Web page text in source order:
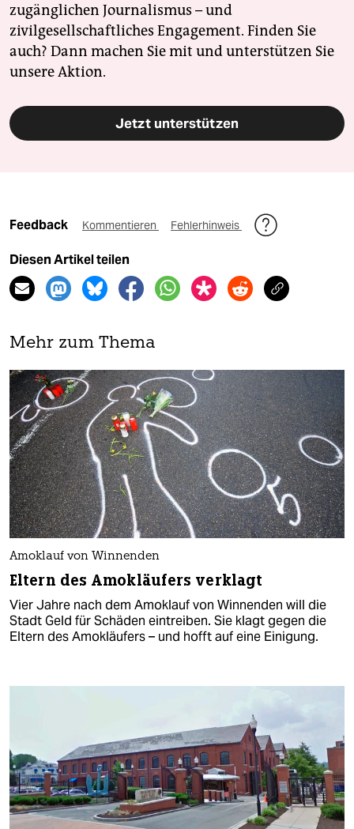
zugänglichen Journalismus – und
zivilgesellschaftliches Engagement. Finden Sie
auch? Dann machen Sie mit und unterstützen Sie
unsere Aktion.
Jetzt unterstützen
Feedback Kommentieren Fehlerhinweis
Diesen Artikel teilen
Mehr zum Thema
Amoklauf von Winnenden
Eltern des Amokläufers verklagt
Vier Jahre nach dem Amoklauf von Winnenden will die
Stadt Geld für Schäden eintreiben. Sie klagt gegen die
Eltern des Amokläufers – und hofft auf eine Einigung.